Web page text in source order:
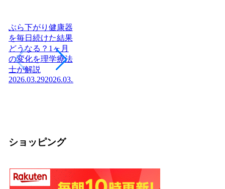
ぶら下がり健康器
を毎日続けた結果
どうなる？1ヶ月
の変化を理学療法
士が解説
2026.03.292026.03.29
ショッピング